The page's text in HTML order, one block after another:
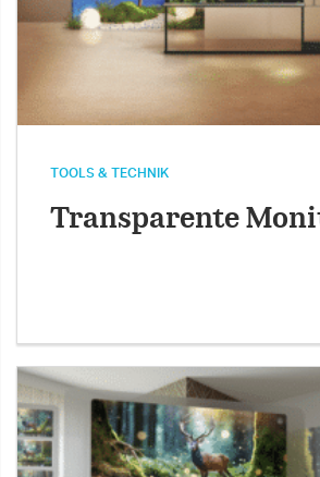
TOOLS & TECHNIK
Transparente